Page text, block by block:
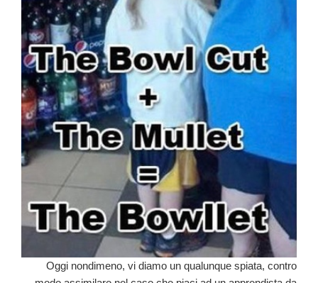
Oggi nondimeno, vi diamo un qualunque spiata, contro